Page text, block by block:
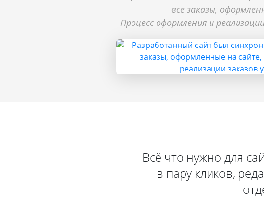
все заказы,
Процесс оформления и
Всё что нужно для
в пару кликов,